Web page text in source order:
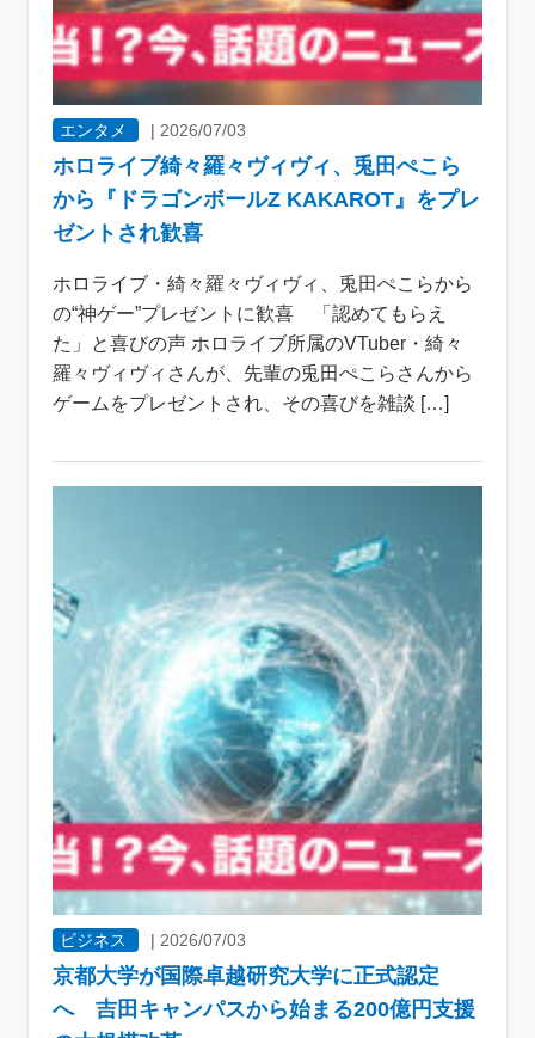
エンタメ |2026/07/03
ホロライブ綺々羅々ヴィヴィ、兎田ぺこら
から『ドラゴンボールZ KAKAROT』をプレ
ゼントされ歓喜
ホロライブ・綺々羅々ヴィヴィ、兎田ぺこらから
の“神ゲー”プレゼントに歓喜 「認めてもらえ
た」と喜びの声 ホロライブ所属のVTuber・綺々
羅々ヴィヴィさんが、先輩の兎田ぺこらさんから
ゲームをプレゼントされ、その喜びを雑談 […]
ビジネス |2026/07/03
京都大学が国際卓越研究大学に正式認定
へ 吉田キャンパスから始まる200億円支援